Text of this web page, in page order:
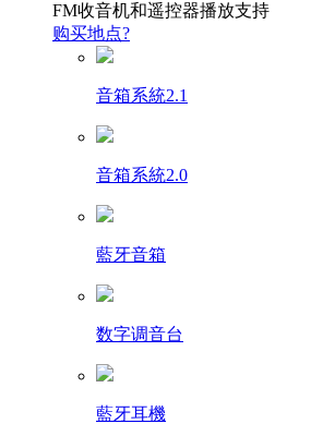
FM收音机和遥控器播放支持
购买地点?
音箱系統2.1
音箱系統2.0
藍牙音箱
数字调音台
藍牙耳機